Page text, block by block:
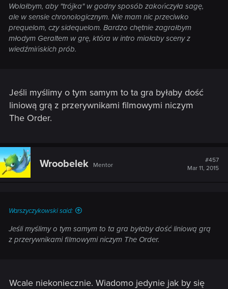
Wolałbym, aby "trójka" w godny sposób zakończyła sagę,
ale w sensie chronologicznym. Nie mam nic przeciwko
prequelom, czy sidequelom. Bardzo chętnie zagrałbym
młodym Geraltem w grę, która w intro miałaby sceny z
wiedźmińskich prób.
Jeśli myślimy o tym samym to ta gra byłaby dość
liniową grą z przerywnikami filmowymi niczym
The Order.
Wroobelek Mentor
#457
Mar 11, 2015
Warszyczykowski said:
Jeśli myślimy o tym samym to ta gra byłaby dość liniową grą
z przerywnikami filmowymi niczym The Order.
Wcale niekoniecznie. Wiadomo jedynie jak by się